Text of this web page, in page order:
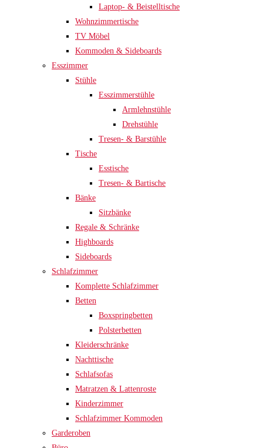
Laptop- & Beistelltische
Wohnzimmertische
TV Möbel
Kommoden & Sideboards
Esszimmer
Stühle
Esszimmerstühle
Armlehnstühle
Drehstühle
Tresen- & Barstühle
Tische
Esstische
Tresen- & Bartische
Bänke
Sitzbänke
Regale & Schränke
Highboards
Sideboards
Schlafzimmer
Komplette Schlafzimmer
Betten
Boxspringbetten
Polsterbetten
Kleiderschränke
Nachttische
Schlafsofas
Matratzen & Lattenroste
Kinderzimmer
Schlafzimmer Kommoden
Garderoben